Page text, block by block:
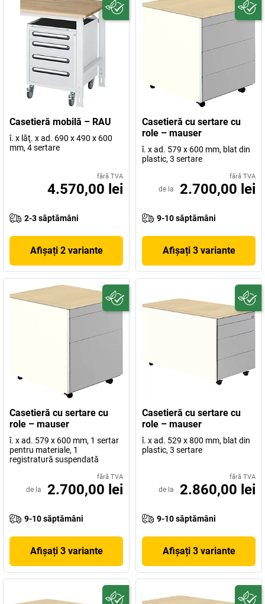
Casetieră mobilă – RAU
î. x lăţ. x ad. 690 x 490 x 600
mm, 4 sertare
fără TVA
4.570,00 lei
2-3 săptămâni
Afișați 2 variante
Casetieră cu sertare cu
role – mauser
î. x ad. 579 x 600 mm, blat din
plastic, 3 sertare
fără TVA
de la 2.700,00 lei
9-10 săptămâni
Afișați 3 variante
Casetieră cu sertare cu
role – mauser
î. x ad. 579 x 600 mm, 1 sertar
pentru materiale, 1
registratură suspendată
fără TVA
de la 2.700,00 lei
9-10 săptămâni
Afișați 3 variante
Casetieră cu sertare cu
role – mauser
î. x ad. 529 x 800 mm, blat din
plastic, 3 sertare
fără TVA
de la 2.860,00 lei
9-10 săptămâni
Afișați 3 variante